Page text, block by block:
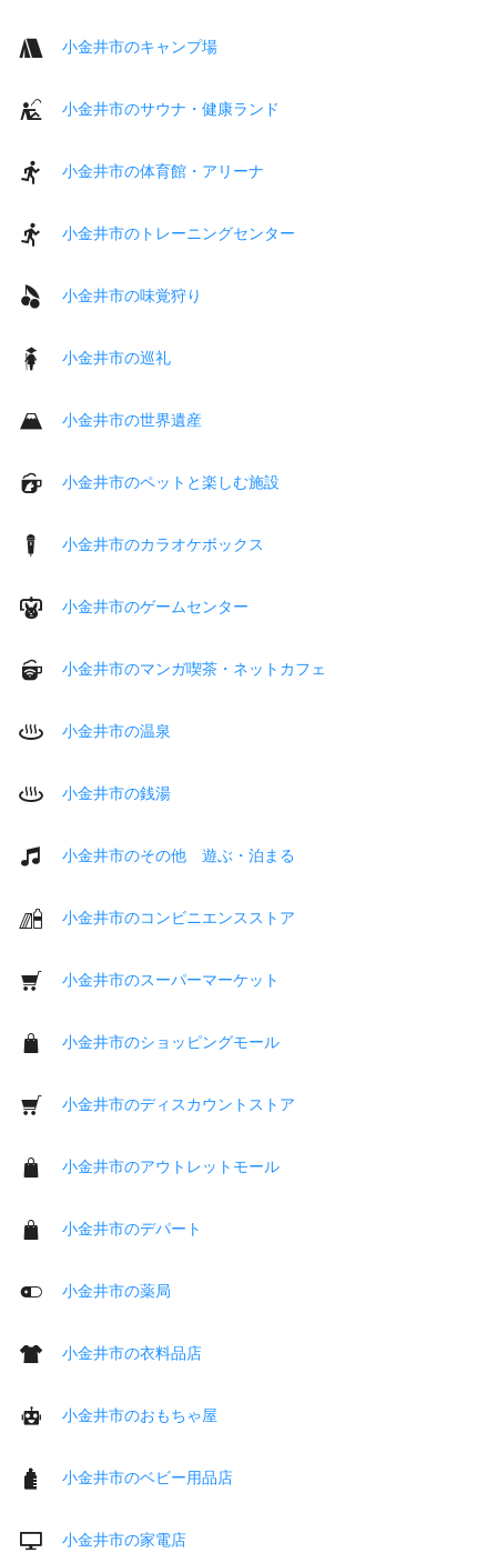
小金井市のキャンプ場
小金井市のサウナ・健康ランド
小金井市の体育館・アリーナ
小金井市のトレーニングセンター
小金井市の味覚狩り
小金井市の巡礼
小金井市の世界遺産
小金井市のペットと楽しむ施設
小金井市のカラオケボックス
小金井市のゲームセンター
小金井市のマンガ喫茶・ネットカフェ
小金井市の温泉
小金井市の銭湯
小金井市のその他 遊ぶ・泊まる
小金井市のコンビニエンスストア
小金井市のスーパーマーケット
小金井市のショッピングモール
小金井市のディスカウントストア
小金井市のアウトレットモール
小金井市のデパート
小金井市の薬局
小金井市の衣料品店
小金井市のおもちゃ屋
小金井市のベビー用品店
小金井市の家電店